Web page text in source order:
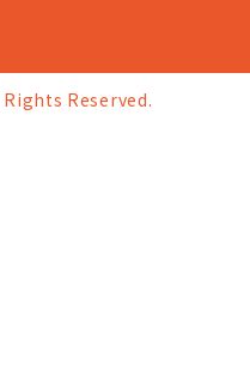
Rights Reserved.